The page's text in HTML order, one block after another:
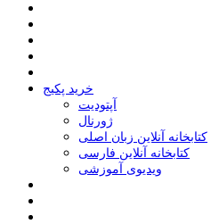
خرید پکیج
ﺁﭘﺘﻮﺩﯾﺖ
ﮊﻭﺭﻧﺎﻝ
کتابخانه آنلاین زبان اصلی
کتابخانه آنلاین فارسی
ویدیوی آموزشی